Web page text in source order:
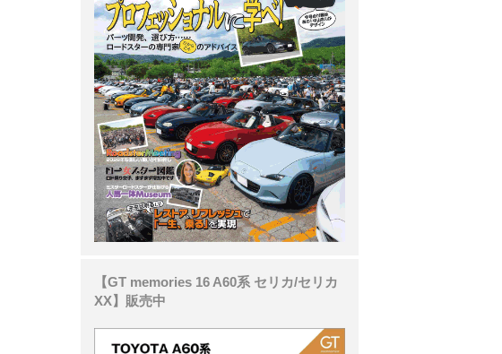
【GT memories 16 A60系 セリカ/セリカ
XX】販売中